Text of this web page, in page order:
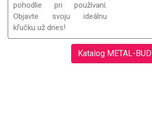
pohodlie pri používaní.
Objavte svoju ideálnu
kľučku už dnes!
Katalog METAL-BUD